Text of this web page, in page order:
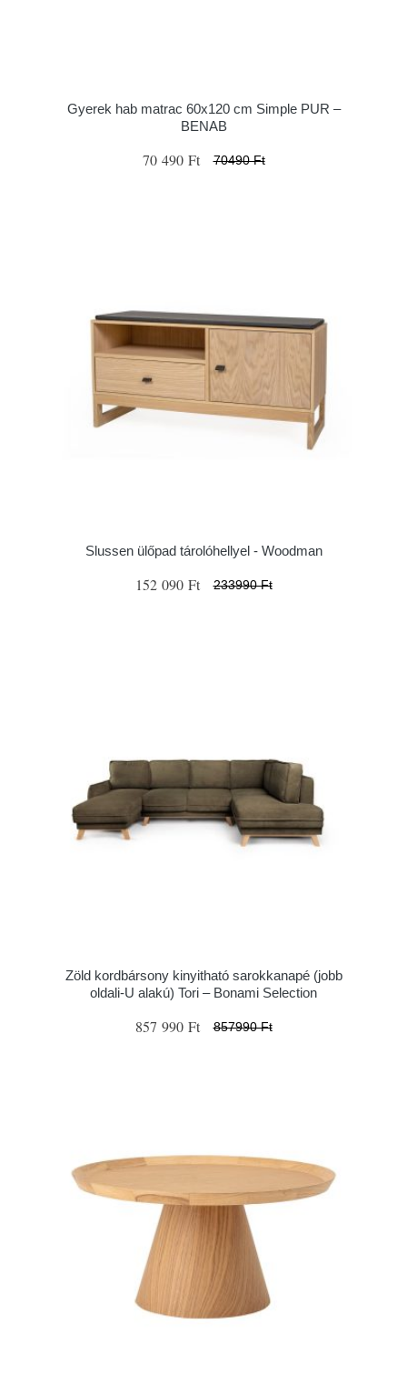
Gyerek hab matrac 60x120 cm Simple PUR –
BENAB
70 490 Ft 70490 Ft
Slussen ülőpad tárolóhellyel - Woodman
152 090 Ft 233990 Ft
Zöld kordbársony kinyitható sarokkanapé (jobb
oldali-U alakú) Tori – Bonami Selection
857 990 Ft 857990 Ft